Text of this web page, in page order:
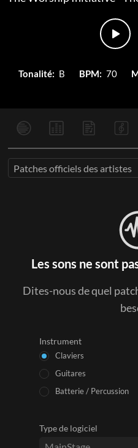
Tonalité: B BPM: 70
Patches officiels des artistes
Les sons ne sont
Dites-nous de quel
Instrument
Claviers
Guitares
Batterie / Percussion
Type de logiciel